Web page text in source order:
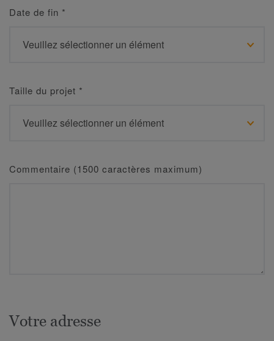
Date de fin *
Taille du projet *
Commentaire (1500 caractères maximum)
Votre adresse